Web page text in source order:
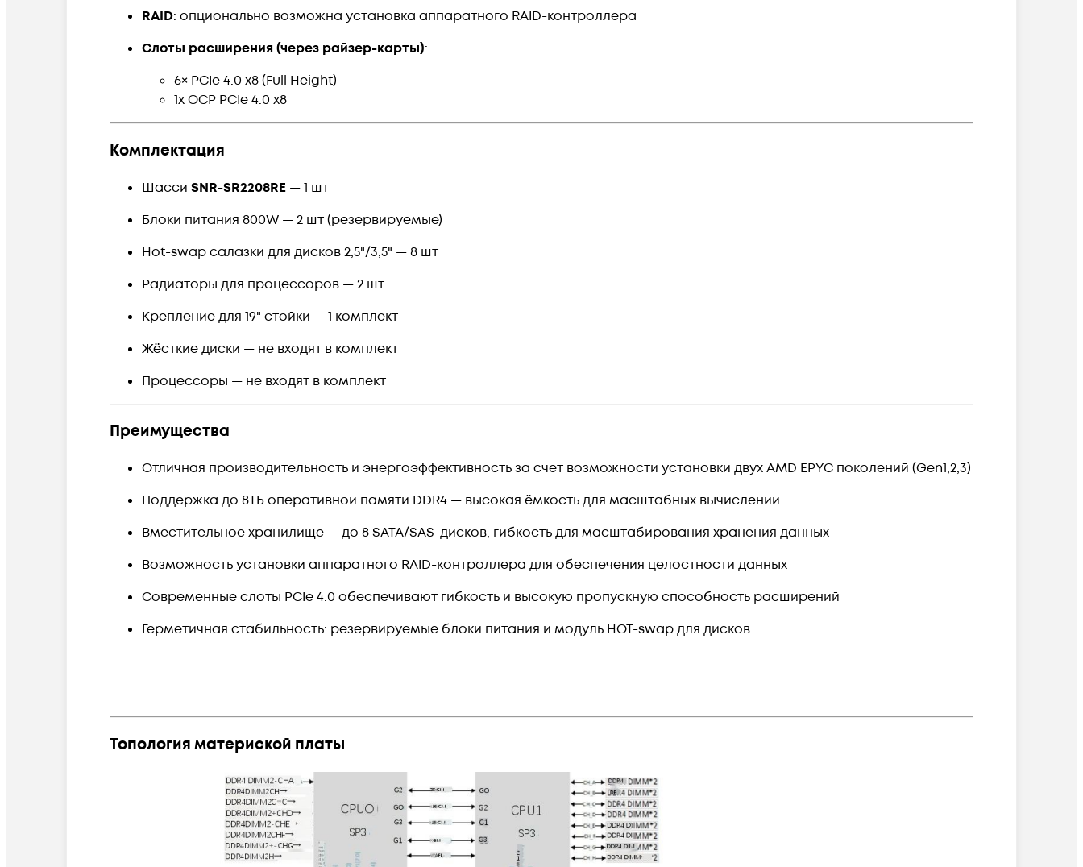
RAID: опционально возможна установка аппаратного RAID-контроллера
Слоты расширения (через райзер-карты):
6× PCIe 4.0 x8 (Full Height)
1x OCP PCIe 4.0 x8
Комплектация
Шасси SNR-SR2208RE — 1 шт
Блоки питания 800W — 2 шт (резервируемые)
Hot-swap салазки для дисков 2,5"/3,5" — 8 шт
Радиаторы для процессоров — 2 шт
Крепление для 19" стойки — 1 комплект
Жёсткие диски — не входят в комплект
Процессоры — не входят в комплект
Преимущества
Отличная производительность и энергоэффективность за счет возможности установки двух AMD EPYC поколений (Gen1,2,3)
Поддержка до 8ТБ оперативной памяти DDR4 — высокая ёмкость для масштабных вычислений
Вместительное хранилище — до 8 SATA/SAS-дисков, гибкость для масштабирования хранения данных
Возможность установки аппаратного RAID-контроллера для обеспечения целостности данных
Современные слоты PCIe 4.0 обеспечивают гибкость и высокую пропускную способность расширений
Герметичная стабильность: резервируемые блоки питания и модуль HOT-swap для дисков
Топология материской платы